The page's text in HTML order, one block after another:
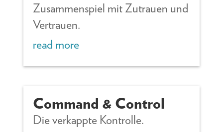
Zusammenspiel mit Zutrauen und
Vertrauen.
read more
Command & Control
Die verkappte Kontrolle.